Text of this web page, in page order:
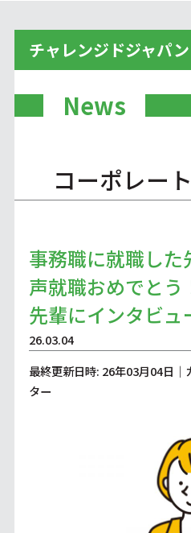
チャレンジドジャパ
News
コーポレート
事務職に就職し
声就職おめでとう
先輩にインタビュ
26.03.04
最終更新日時: 26年03月04日
ター